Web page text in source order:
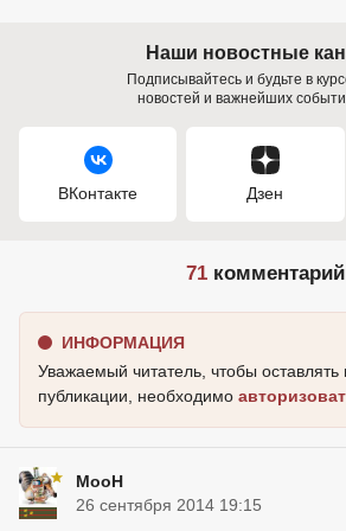
Наши новостные
Подписывайтесь и будьте в
новостей и важнейших
ВКонтакте Дзен
71 комментарий
ИНФОРМАЦИЯ
Уважаемый читатель, чтобы
публикации, необходимо
MooH
26 сентября 2014 19:15